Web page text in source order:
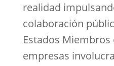
realidad
colaboración
Estados Miembros
empresas